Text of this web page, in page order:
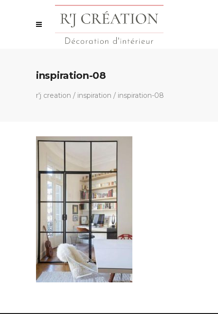
inspiration-08
r'j creation / inspiration / inspiration-08